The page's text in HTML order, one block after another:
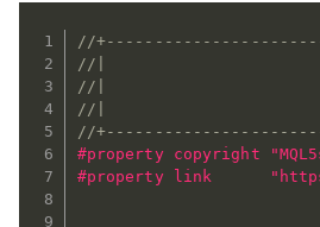
//
//|
//|
//|
//
#property copyright
#property link